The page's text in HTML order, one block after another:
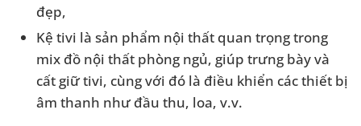
đẹp,
Kệ tivi là sản phẩm nội thất quan trọng trong
mix đồ nội thất phòng ngủ, giúp trưng bày và
cất giữ tivi, cùng với đó là điều khiển các thiết bị
âm thanh như đầu thu, loa, v.v.